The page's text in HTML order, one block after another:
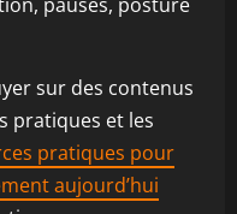
sur des contenus
pratiques et les
pratiques pour
aujourd’hui